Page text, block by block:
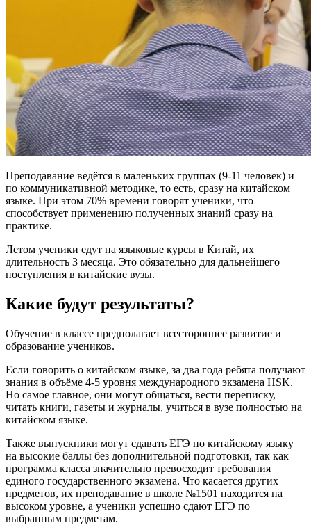
Преподавание ведётся в маленьких группах (9-11 человек) и
по коммуникативной методике, то есть, сразу на китайском
языке. При этом 70% времени говорят ученики, что
способствует применению полученных знаний сразу на
практике.
Летом ученики едут на языковые курсы в Китай, их
длительность 3 месяца. Это обязательно для дальнейшего
поступления в китайские вузы.
Какие будут результаты?
Обучение в классе предполагает всестороннее развитие и
образование учеников.
Если говорить о китайском языке, за два года ребята получают
знания в объёме 4-5 уровня международного экзамена HSK.
Но самое главное, они могут общаться, вести переписку,
читать книги, газеты и журналы, учиться в вузе полностью на
китайском языке.
Также выпускники могут сдавать ЕГЭ по китайскому языку
на высокие баллы без дополнительной подготовки, так как
программа класса значительно превосходит требования
единого государственного экзамена. Что касается других
предметов, их преподавание в школе №1501 находится на
высоком уровне, а ученики успешно сдают ЕГЭ по
выбранным предметам.